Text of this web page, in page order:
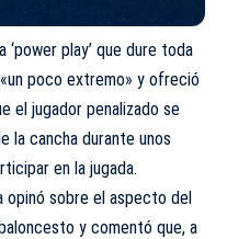
‘power play’ que dure toda
poco extremo» y ofreció
el jugador penalizado se
la cancha durante unos
en la jugada.
opinó sobre el aspecto del
y comentó que, a